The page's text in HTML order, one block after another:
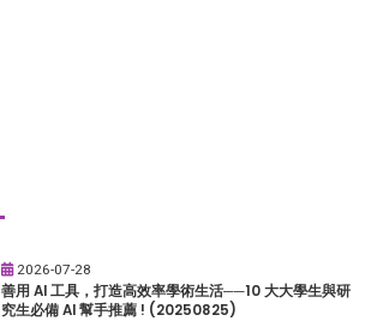
2026-07-28
善用 AI 工具，打造高效率學術生活──10 大大學生與研
究生必備 AI 幫手推薦 ! (20250825)